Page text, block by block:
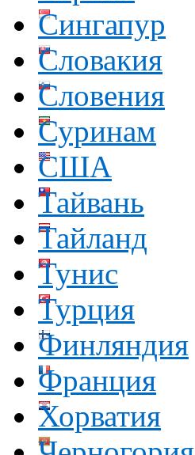
Сингапур
Словакия
Словения
Суринам
США
Тайвань
Тайланд
Тунис
Турция
Финляндия
Франция
Хорватия